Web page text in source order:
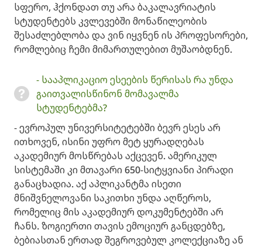
სფერო, ჰქონდათ თუ არა ბაკალავრიატის
სტუდენტებს კვლევებში მონაწილეობის
შესაძლებლობა და ვინ იყვნენ ის პროფესორები,
რომლებიც ჩემი მიმართულებით მუშაობდნენ. ​
- სააპლიკაციო ესეების წერისას რა უნდა
გაითვალისწინონ მომავალმა
სტუდენტებმა?
- ევროპულ უნივერსიტეტებში ბევრ ესეს არ
ითხოვენ, ისინი უფრო მეტ ყურადღებას
აკადემიურ მოსწრებას აქცევენ. ამერიკულ
სისტემაში კი მთავარი 650-სიტყვიანი პირადი
განაცხადია. აქ აპლიკანტმა ისეთი
მნიშვნელოვანი საკითხი უნდა აღწეროს,
რომელიც მის აკადემიურ დოკუმენტებში არ
ჩანს. ზოგიერთი თავის ემოციურ განცდებზე,
ბებიასთან ერთად შეგროვებულ კოლექციაზე ან